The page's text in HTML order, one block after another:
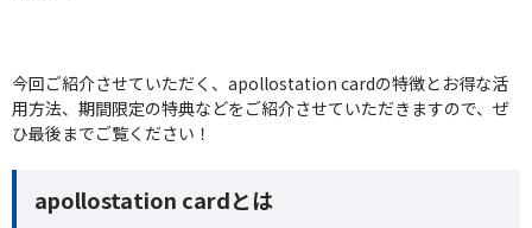
今回ご紹介させていただく、apollostation cardの特徴とお得な活
用方法、期間限定の特典などをご紹介させていただきますので、ぜ
ひ最後までご覧ください！
apollostation cardとは